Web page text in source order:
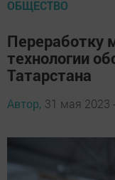
ОБЩЕСТВО
Переработку
технологии
Татарстана
Автор, 31 мая 2023